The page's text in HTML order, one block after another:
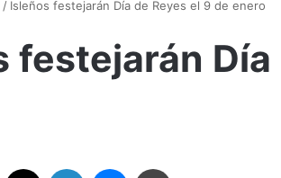
/ Isleños festejarán Día de Reyes el 9 de enero
festejarán Día